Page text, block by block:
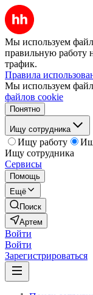
Мы используем
правильную работу
трафик.
Правила
Мы используем
файлов cookie
Понятно
Ищу сотрудника
Ищу работу
Ищу сотрудника
Сервисы
Помощь
Ещё
Поиск
Артем
Войти
Войти
Зарегистрироваться